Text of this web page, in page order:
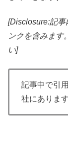
[Disclosure:記
ンクを含みます
い]
記事中で引
社にあります